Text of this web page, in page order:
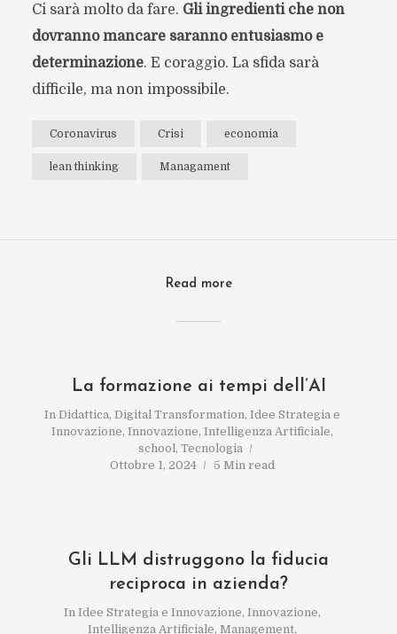
Ci sarà molto da fare. Gli ingredienti che non
dovranno mancare saranno entusiasmo e
determinazione. E coraggio. La sfida sarà
difficile, ma non impossibile.
Coronavirus Crisi economia
lean thinking Managament
Read more
La formazione ai tempi dell’AI
In Didattica, Digital Transformation, Idee Strategia e
Innovazione, Innovazione, Intelligenza Artificiale,
school, Tecnologia
Ottobre 1, 2024
5 Min read
Gli LLM distruggono la fiducia
reciproca in azienda?
In Idee Strategia e Innovazione, Innovazione,
Intelligenza Artificiale, Management,